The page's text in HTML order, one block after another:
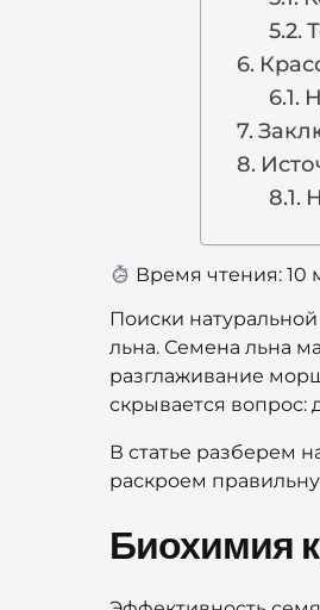
Время чтения: 10
Поиски
льна. Семена льна
разглаживание
скрывается вопрос:
В статье разберем
раскроем
Биохимия